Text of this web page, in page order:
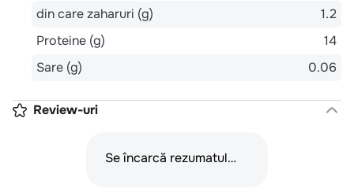
din care zaharuri (g)
1.2
Proteine (g)
14
Sare (g)
0.06
Review-uri
Se încarcă rezumatul…